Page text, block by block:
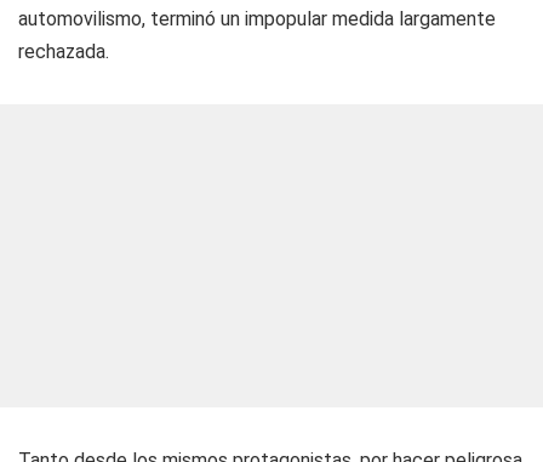
automovilismo, terminó un impopular medida largamente
rechazada.